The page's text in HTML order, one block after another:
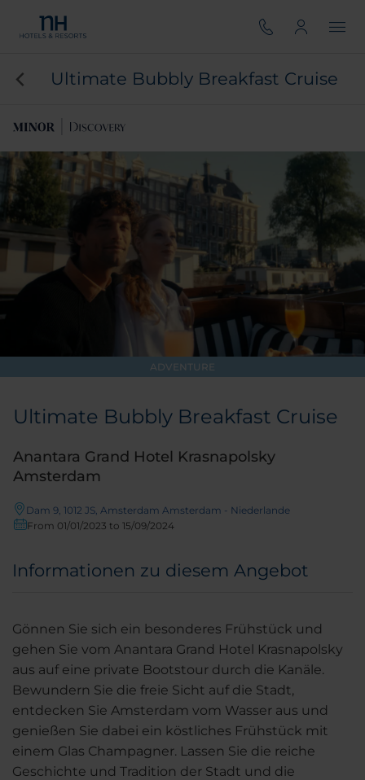
Ultimate Bubbly Breakfast Cruise
ADVENTURE
Ultimate Bubbly Breakfast Cruise
Anantara Grand Hotel Krasnapolsky
Amsterdam
Dam 9, 1012 JS, Amsterdam Amsterdam - Niederlande
From 01/01/2023 to 15/09/2024
Informationen zu diesem Angebot
Gönnen Sie sich ein besonderes Frühstück und
gehen Sie vom Anantara Grand Hotel Krasnapolsky
aus auf eine private Bootstour durch die Kanäle.
Bewundern Sie die freie Sicht auf die Stadt,
entdecken Sie Amsterdam vom Wasser aus und
genießen Sie dabei ein köstliches Frühstück mit
einem Glas Champagner. Lassen Sie die reiche
Geschichte und Tradition der Stadt und die